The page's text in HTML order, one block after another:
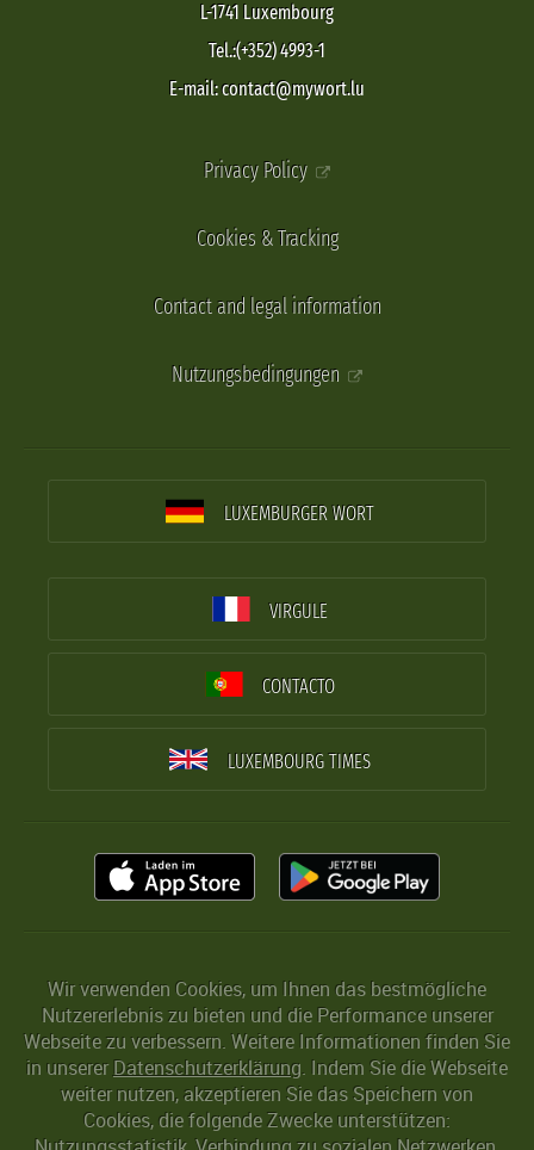
L-1741 Luxembourg
Tel.:(+352) 4993-1
E-mail: contact@mywort.lu
Privacy Policy
Cookies & Tracking
Contact and legal information
Nutzungsbedingungen
LUXEMBURGER WORT
VIRGULE
CONTACTO
LUXEMBOURG TIMES
Wir verwenden Cookies, um Ihnen das bestmögliche
Nutzererlebnis zu bieten und die Performance unserer
Webseite zu verbessern. Weitere Informationen finden Sie
in unserer Datenschutzerklärung. Indem Sie die Webseite
weiter nutzen, akzeptieren Sie das Speichern von
Cookies, die folgende Zwecke unterstützen: